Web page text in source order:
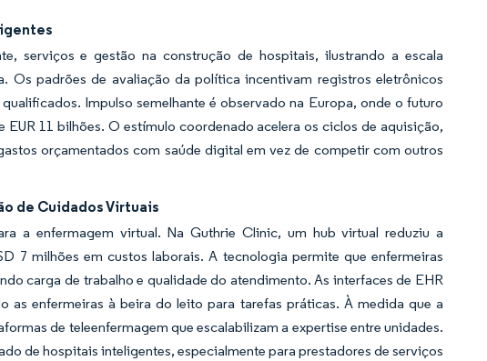
serviços e gestão na construção de hospitais, ilustrando a escala
Os padrões de avaliação da política incentivam registros eletrônicos
Impulso semelhante é observado na Europa, onde o futuro
11 bilhões. O estímulo coordenado acelera os ciclos de aquisição,
orçamentados com saúde digital em vez de competir com outros
de Cuidados Virtuais
a enfermagem virtual. Na Guthrie Clinic, um hub virtual reduziu a
7 milhões em custos laborais. A tecnologia permite que enfermeiras
carga de trabalho e qualidade do atendimento. As interfaces de EHR
enfermeiras à beira do leito para tarefas práticas. À medida que a
de teleenfermagem que escalabilizam a expertise entre unidades.
de hospitais inteligentes, especialmente para prestadores de serviços